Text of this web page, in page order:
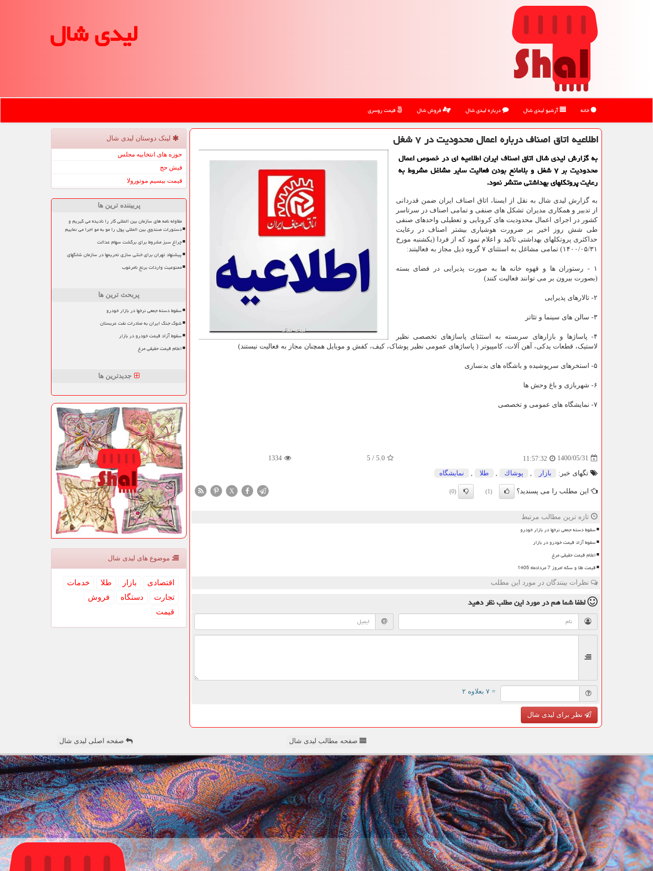
لیدی شال
خانه آرشیو لیدی شال درباره لیدی شال فروش شال قیمت روسری
اطلاعیه اتاق اصناف درباره اعمال محدودیت در ۷ شغل
به گزارش لیدی شال اتاق اصناف ایران اطلاعیه ای در خصوص اعمال
محدودیت بر ۷ شغل و بلامانع بودن فعالیت سایر مشاغل مشروط به
رعایت پروتکلهای بهداشتی منتشر نمود.
به گزارش لیدی شال به نقل از ایسنا، اتاق اصناف ایران ضمن قدردانی
از تدبیر و همکاری مدیران تشکل های صنفی و تمامی اصناف در سرتاسر
کشور در اجرای اعمال محدودیت های کرونایی و تعطیلی واحدهای صنفی
طی شش روز اخیر بر ضرورت هوشیاری بیشتر اصناف در رعایت
حداکثری پروتکلهای بهداشتی تاکید و اعلام نمود که از فردا (یکشنبه مورخ
۱۴۰۰/۰۵/۳۱) تمامی مشاغل به استثنای ۷ گروه ذیل مجاز به فعالیتند:
۱ - رستوران ها و قهوه خانه ها به صورت پذیرایی در فضای بسته
(بصورت بیرون بر می توانند فعالیت کنند)
۲- تالارهای پذیرایی
۳- سالن های سینما و تئاتر
۴- پاساژها و بازارهای سربسته به استثنای پاساژهای تخصصی نظیر
لاستیک، قطعات یدکی، آهن آلات، کامپیوتر ( پاساژهای عمومی نظیر پوشاک، کیف، کفش و موبایل همچنان مجاز به فعالیت نیستند)
۵- استخرهای سرپوشیده و باشگاه های بدنسازی
۶- شهربازی و باغ وحش ها
۷- نمایشگاه های عمومی و تخصصی
1400/05/31
11:57:32
5.0
/
5
1334
تگهای خبر: بازار پوشاك طلا نمایشگاه
این مطلب را می پسندید؟ (1)
(0)
X
تازه ترین مطالب مرتبط
سقوط دسته جمعی نرخها در بازار خودرو
سقوط آزاد قیمت خودرو در بازار
اعلام قیمت حقیقی مرغ
قیمت طلا و سکه امروز 7 مردادماه 1405
نظرات بینندگان در مورد این مطلب
لطفا شما همدر مورد این مطلبنظر دهید
= ۷ بعلاوه ۲
نظر برای لیدی شال
لینک دوستان لیدی شال
حوزه های انتخابیه مجلس
فیش حج
قیمت بیسیم موتورولا
پربیننده ترین ها
مقاوله نامه های سازمان بین المللی کار را نادیده می گیریم و
دستورات صندوق بین المللی پول را مو به مو اجرا می نماییم
چراغ سبز مشروط برای برگشت سهام عدالت
پیشنهاد تهران برای خنثی سازی تحریمها در سازمان شانگهای
ممنوعیت واردات برنج نامرغوب
پربحث ترین ها
سقوط دسته جمعی نرخها در بازار خودرو
شوک جنگ ایران به صادرات نفت عربستان
سقوط آزاد قیمت خودرو در بازار
اعلام قیمت حقیقی مرغ
جدیدترین ها
موضوع های لیدی شال
اقتصادی بازار طلا
خدمات
تجارت
دستگاه
فروش
قیمت
صفحه مطالب لیدی شال صفحه اصلی لیدی شال